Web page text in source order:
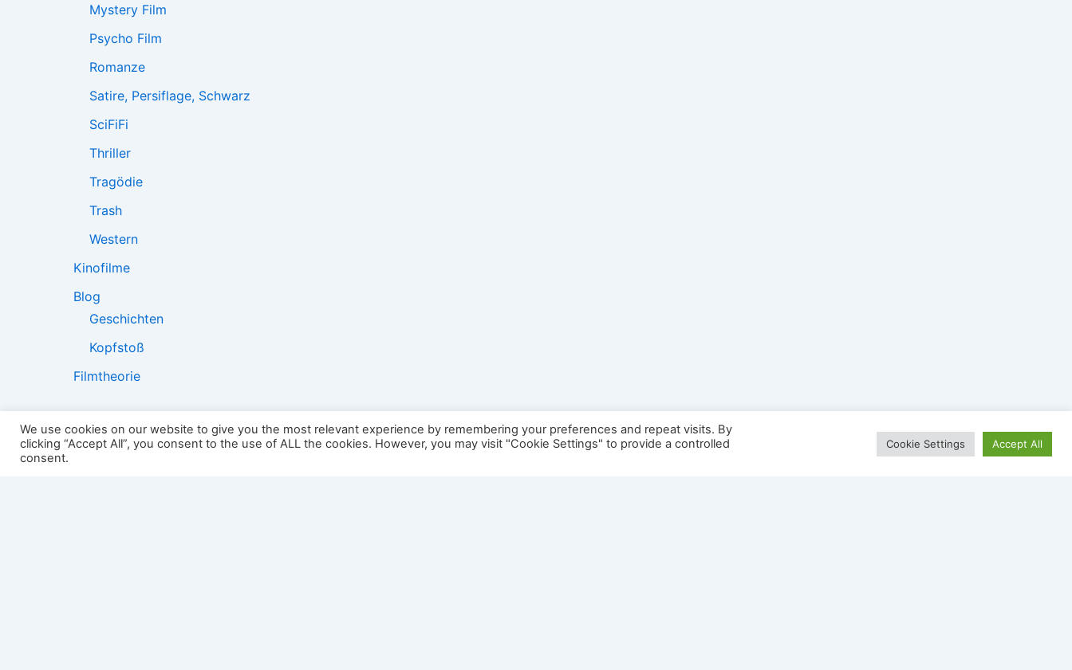
Mystery Film
Psycho Film
Romanze
Satire, Persiflage, Schwarz
SciFiFi
Thriller
Tragödie
Trash
Western
Kinofilme
Blog
Geschichten
Kopfstoß
Filmtheorie
2501:
We use cookies on our website to give you the most relevant experience by remembering your preferences and repeat visits. By
clicking “Accept All”, you consent to the use of ALL the cookies. However, you may visit "Cookie Settings" to provide a controlled
consent.
Cookie Settings Accept All